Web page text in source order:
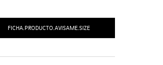
FICHA.PRODUCTO.AVISAME.SIZE